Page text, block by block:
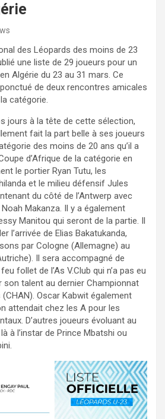
des Léopards des moins de 23
une liste de 29 joueurs pour un
Algérie du 23 au 31 mars. Ce
de deux rencontres amicales
catégorie.
jours à la tête de cette sélection,
fait la part belle à ses joueurs
des moins de 20 ans qu’il a
d’Afrique de la catégorie en
le portier Ryan Tutu, les
et le milieu défensif Jules
du côté de l’Antwerp avec
Makanza. Il y a également
Manitou qui seront de la partie. Il
l’arrivée de Elias Bakatukanda,
par Cologne (Allemagne) au
Il sera accompagné de
follet de l’As V.Club qui n’a pas eu
son talent au dernier Championnat
Oscar Kabwit également
attendait chez les A pour les
D’autres joueurs évoluant au
à l’instar de Prince Mbatshi ou